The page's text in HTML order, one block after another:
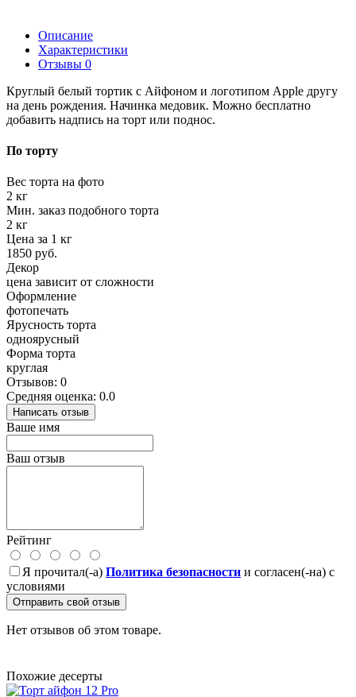
Описание
Характеристики
Отзывы 0
Круглый белый тортик с Айфоном и логотипом Apple другу
на день рождения. Начинка медовик. Можно бесплатно
добавить надпись на торт или поднос.
По торту
Вес торта на фото
2 кг
Мин. заказ подобного торта
2 кг
Цена за 1 кг
1850 руб.
Декор
цена зависит от сложности
Оформление
фотопечать
Ярусность торта
одноярусный
Форма торта
круглая
Отзывов: 0
Средняя оценка: 0.0
Написать отзыв
Ваше имя
Ваш отзыв
Рейтинг
Я прочитал(-а) Политика безопасности и согласен(-на) с
условиями
Отправить свой отзыв
Нет отзывов об этом товаре.
Похожие десерты